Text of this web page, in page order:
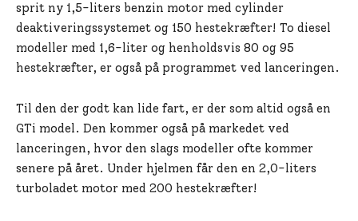
sprit ny 1,5-liters benzin motor med cylinder
deaktiveringssystemet og 150 hestekræfter! To diesel
modeller med 1,6-liter og henholdsvis 80 og 95
hestekræfter, er også på programmet ved lanceringen.
Til den der godt kan lide fart, er der som altid også en
GTi model. Den kommer også på markedet ved
lanceringen, hvor den slags modeller ofte kommer
senere på året. Under hjelmen får den en 2,0-liters
turboladet motor med 200 hestekræfter!